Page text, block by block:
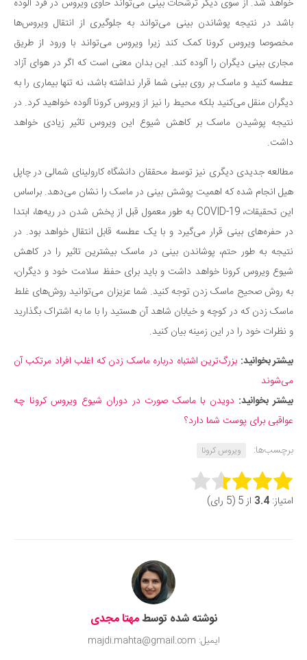
دانستنی‌ها
بازی
طنز
فال
مسابقه
اخبار
خواهد شد. از سوی دیگر ترشحات بینی می‌تواند حاوی ویروس در فرد آلوده
باشد در نتیجه پوشاندن بینی می‌تواند به جلوگیری از انتقال ویروس‌ها
مخصوصا ویروس کرونا کمک کند زیرا ویروس می‌تواند با ورود از طریق
مجاری بینی دیگران را آلوده کند. این بدان معنی است که اگر در هوای آزاد
عطسه کنید و ماسک بر روی بینی شما قرار نداشته باشد، نه تنها بیماری را به
دیگران منقل می‌کنید بلکه محیط را نیز از ویروس کرونا آلوده خواهید کرد. در
نتیجه پوشیدن ماسک بر کاهش شیوع این ویروس تاثیر زیادی خواهد
داشت.
مطالعه جدیدی دیگری نیز توسط محققان دانشگاه کارولینای شمالی در چاپل
هیل انجام شده که اهمیت پوشش بینی در ماسک را نشان می‌دهد. براساس
این تحقیقات، COVID-19 به طور معمول قبل از پخش شدن در ریه‌ها، ابتدا
در حفره‌های بینی قرار می‌گیرد و با یک عطسه قابل انتقال خواهد بود. در
نتیجه به طور حتم، پوشاندن بینی در ماسک بیشترین تاثیر را در کاهش
شیوع ویروس کرونا خواهد داشت و باید برای حفظ سلامت خود و دیگران،
به روش صحیح ماسک زدن توجه کنید. شما عزیزان می‌توانید روش‌های غلط
ماسک زدن که در کوچه و خیابان شاهد آن هستید را با ما به اشتراک بگذارید
و نظرات خود را در این زمینه بیان کنید.
بیشتر‌ بخوانید: بزرگ‌ترین اشتباه درباره ماسک زدن که اغلب افراد مرتکب آن
می‌شوند
بیشتر بخوانید: دویدن با ماسک صورت در دوران شیوع ویروس کرونا چه
عواقبی برای پوست شما دارد؟
برچسب‌ها:
ویروس کرونا
Rate this item:
امتیاز: 3.4 از 5 (5 رای)
نوشته شده توسطمهتا مجدی
ایمیل: majdi.mahta@gmail.com